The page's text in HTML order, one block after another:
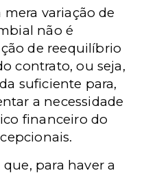
mera variação de
não é
de reequilíbrio
contrato, ou seja,
suficiente para,
a necessidade
financeiro do
para haver a